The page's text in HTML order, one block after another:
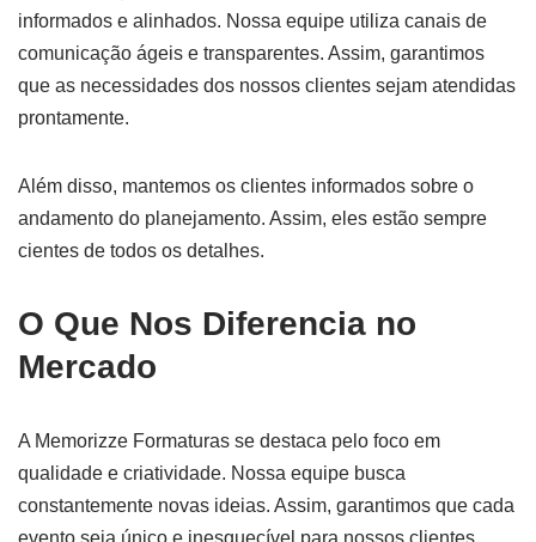
informados e alinhados. Nossa equipe utiliza canais de
comunicação ágeis e transparentes. Assim, garantimos
que as necessidades dos nossos clientes sejam atendidas
prontamente.
Além disso, mantemos os clientes informados sobre o
andamento do planejamento. Assim, eles estão sempre
cientes de todos os detalhes.
O Que Nos Diferencia no
Mercado
A Memorizze Formaturas se destaca pelo foco em
qualidade e criatividade. Nossa equipe busca
constantemente novas ideias. Assim, garantimos que cada
evento seja único e inesquecível para nossos clientes.